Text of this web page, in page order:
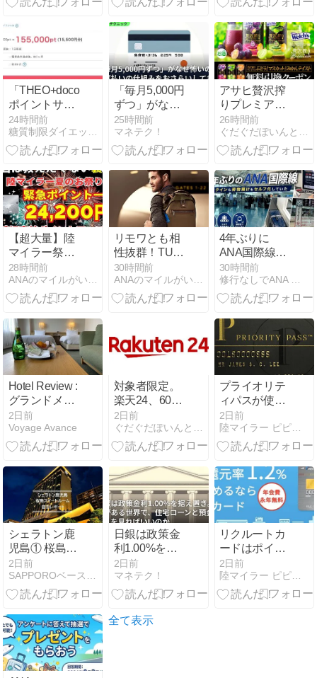
ルが貯まるチ
ャンス到来。
みました～✨
「THEO+docomo」
ポイントサイ
ト案件口座開
設と入金で
15,500円！お
用が超得！
24時間前
「毎月5,000円
ずつ」がなぜ
怖いのか。リ
ボ払いの仕組
みをおさらい
25時間前
マネテク！
アサヒ贅沢搾
りプレミアム
ぶどうorマス
カットが、
18.3万名に当
8/17 10:00ま
で。
26時間前
【超大量】陸
マイラー祭り
が24,200円分
にポイントア
ップ！ | JALマ
イルが貯まる
プラチナ還元
が始まってい
ます。
28時間前
リモワとも相
性抜群！TUMI
の軽量バック
パック（リュ
ック）の評
感じた欠点と
は？
30時間前
4年ぶりに
ANA国際線に
乗ったら、空
港の手続きが
すっかり変わ
（2024年5
月）
30時間前
Hotel Review :
グランドメル
キュール那須
高原 クラシッ
クジュニアス
(Grand Mercue
Nasu Highland
Junior Suite
Room)
2日前
Voyage Avance
対象者限定。
楽天24、601
円以上のお買
い物で使える
600円OFFク
中。9/1 9:59ま
で。
2日前
プライオリテ
ィパスが使え
る日本国内の
ラウンジ！成
田 羽田 関西
一覧でまと
め！＜2026年
最新＞
2日前
陸マイラー ピピノブのANAのマイルで旅ブログ
シェラトン鹿
児島① 桜島ス
イートとデラ
ックスルーム
の宿泊レポー
＞
2日前
日銀は政策金
利1.00%を据
え置き。金利
がある世界
で、住宅ロー
こを見ればい
2日前
マネテク！
リクルートカ
ードはポイン
トサイト経由
の入会がお
得！最大
2日前
陸マイラー ピピノブのANAのマイルで旅ブログ
全て表示